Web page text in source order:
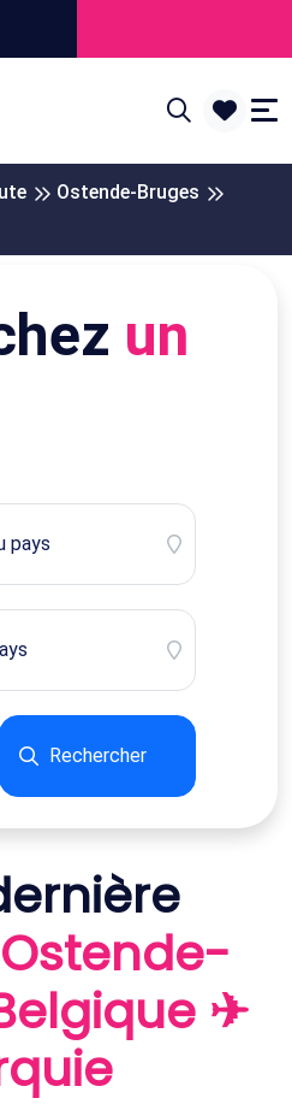
Ostende-Bruges
un
Rechercher
Ostende-
✈